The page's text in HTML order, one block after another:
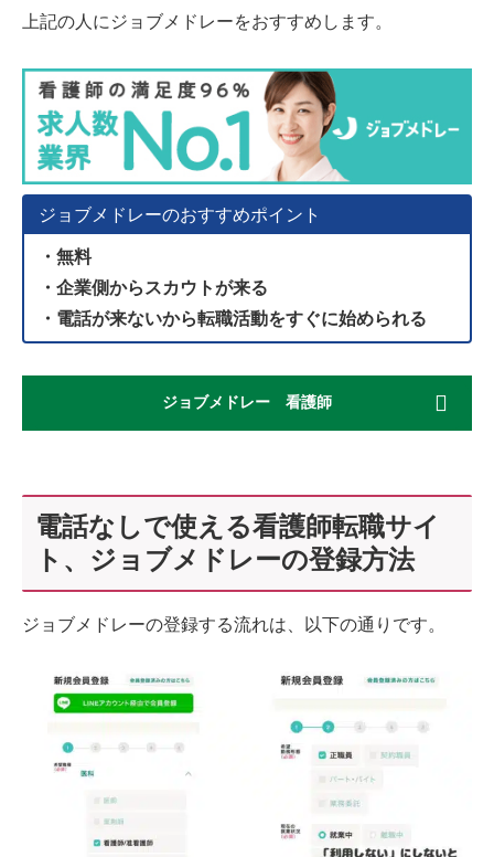
上記の人にジョブメドレーをおすすめします。
ジョブメドレーのおすすめポイント
・無料
・企業側からスカウトが来る
・電話が来ないから転職活動をすぐに始められる
ジョブメドレー 看護師
電話なしで使える看護師転職サイ
ト、ジョブメドレーの登録方法
ジョブメドレーの登録する流れは、以下の通りです。